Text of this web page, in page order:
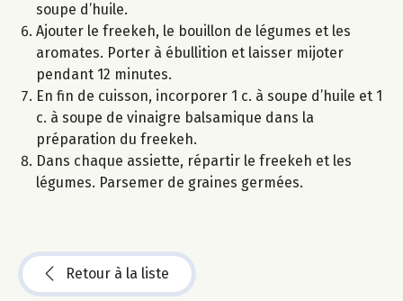
soupe d’huile.
Ajouter le freekeh, le bouillon de légumes et les
aromates. Porter à ébullition et laisser mijoter
pendant 12 minutes.
En fin de cuisson, incorporer 1 c. à soupe d’huile et 1
c. à soupe de vinaigre balsamique dans la
préparation du freekeh.
Dans chaque assiette, répartir le freekeh et les
légumes. Parsemer de graines germées.
Retour à la liste